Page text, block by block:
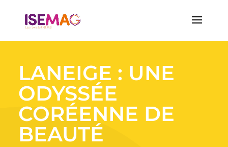
LANEIGE : UNE
ODYSSÉE
CORÉENNE DE
BEAUTÉ